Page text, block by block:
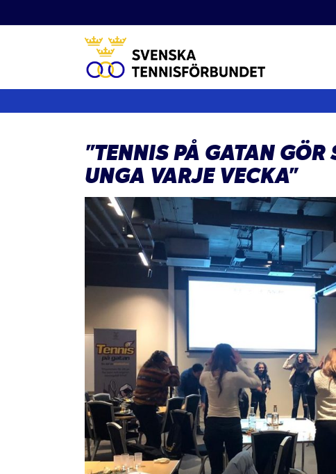
till
”TENNIS PÅ GATAN
UNGA VARJE VECKA”